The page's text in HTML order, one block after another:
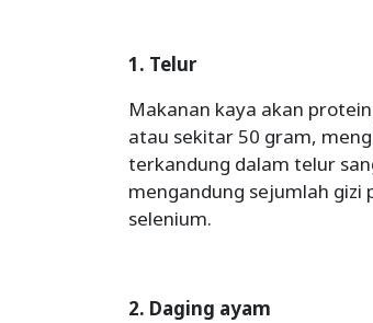
1. Telur
Makanan kaya akan
atau sekitar 50 gram,
terkandung dalam telur
mengandung sejumlah gizi
selenium.
2. Daging ayam